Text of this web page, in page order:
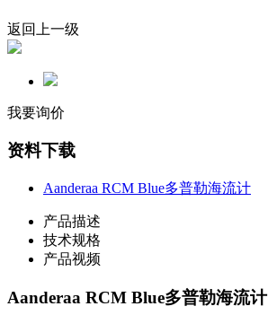
返回上一级
我要询价
资料下载
Aanderaa RCM Blue多普勒海流计
产品描述
技术规格
产品视频
Aanderaa RCM Blue多普勒海流计